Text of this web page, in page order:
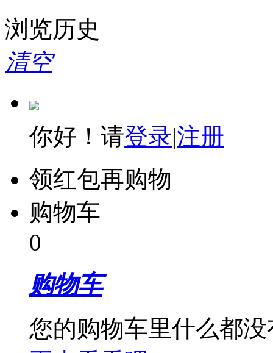
浏览历史
清空
你好！请登录|注册
领红包再购物
购物车
0
购物车
您的购物车里什么都没